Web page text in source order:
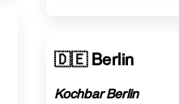
🇩🇪 Berlin
Kochbar Berlin